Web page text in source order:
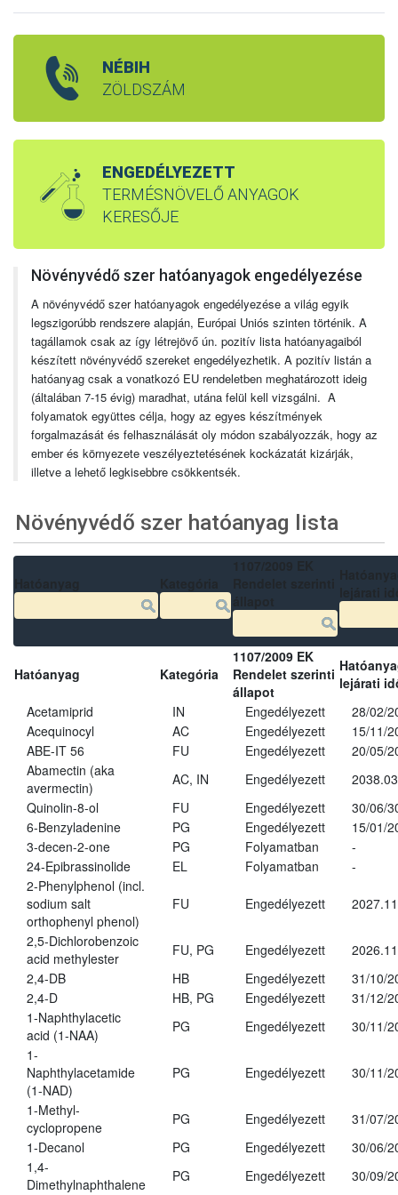
NÉBIH
ZÖLDSZÁM
ENGEDÉLYEZETT
TERMÉSNÖVELŐ ANYAGOK
KERESŐJE
Növényvédő szer hatóanyagok engedélyezése
A növényvédő szer hatóanyagok engedélyezése a világ egyik
legszigorúbb rendszere alapján, Európai Uniós szinten történik. A
tagállamok csak az így létrejövő ún. pozitív lista hatóanyagaiból
készített növényvédő szereket engedélyezhetik. A pozitív listán a
hatóanyag csak a vonatkozó EU rendeletben meghatározott ideig
(általában 7-15 évig) maradhat, utána felül kell vizsgálni. A
folyamatok együttes célja, hogy az egyes készítmények
forgalmazását és felhasználását oly módon szabályozzák, hogy az
ember és környezete veszélyeztetésének kockázatát kizárják,
illetve a lehető legkisebbre csökkentsék.
Növényvédő szer hatóanyag lista
Hatóanyag Kategória
1107/2009 EK
Rendelet szerinti
állapot
lejárati
Acetamiprid
IN Engedélyezett
28/02/
Acequinocyl
AC Engedélyezett
15/11/
ABE-IT 56
FU Engedélyezett
20/05/
Abamectin (aka
avermectin)
AC, IN Engedélyezett
Quinolin-8-ol
FU Engedélyezett
30/06/
6-Benzyladenine
PG Engedélyezett
15/01/
3-decen-2-one
PG Folyamatban
-
24-Epibrassinolide
EL Folyamatban
-
2-Phenylphenol (incl.
sodium salt
orthophenyl phenol)
FU Engedélyezett
2,5-Dichlorobenzoic
acid methylester
FU, PG Engedélyezett
2,4-DB
HB Engedélyezett
31/10/
2,4-D
HB, PG Engedélyezett
31/12/
1-Naphthylacetic
acid (1-NAA)
PG Engedélyezett
30/11/
1-
Naphthylacetamide
(1-NAD)
PG Engedélyezett 30/11/
1-Methyl-
cyclopropene
PG Engedélyezett
31/07/
1-Decanol
PG Engedélyezett
30/06/
1,4-
Dimethylnaphthalene
PG Engedélyezett 30/09/